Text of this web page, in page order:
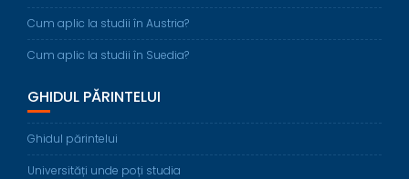
Cum aplic la studii în Austria?
Cum aplic la studii în Suedia?
GHIDUL PĂRINTELUI
Ghidul părintelui
Universități unde poți studia